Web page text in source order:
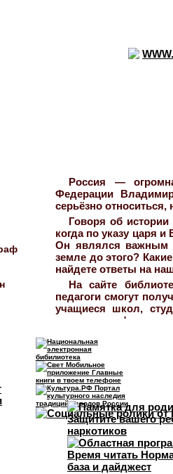
Россия —
Федерации
серьёзно
Говоря об
когда по указу царя
Он являлся важным
земле до этого?
найдете ответы на
На сайте
педагоги смогут
учащиеся школ,
получить
узнать об известных
поучаствовать в
Все те, кто
информации.
Количество